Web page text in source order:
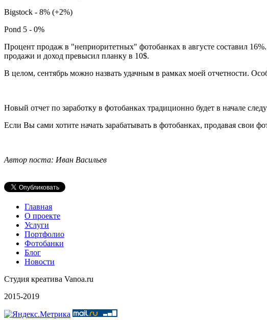
Bigstock - 8% (+2%)
Pond 5 - 0%
Процент продаж в "неприоритетных" фотобанках в августе составил
продажи и доход превысил планку в 10$.
В целом, сентябрь можно назвать удачным в рамках моей отчетности.
Новый отчет по заработку в фотобанках традиционно будет в начале
Если Вы сами хотите начать зарабатывать в фотобанках, продавая свои
Автор поста: Иван Васильев
Главная
О проекте
Услуги
Портфолио
Фотобанки
Блог
Новости
Студия креатива Vanoa.ru
2015-2019